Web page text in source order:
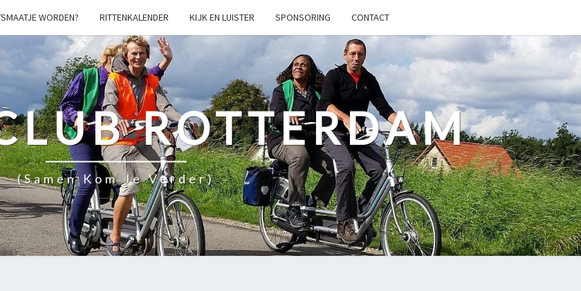
WORDEN? RITTENKALENDER KIJK EN LUISTER SPONSORING CONTACT
ROTTERDAM
(samen Kom Je Verder)